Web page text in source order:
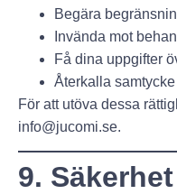
Begära
Invända mot
Få dina uppgifter
Återkalla samtycke
För att utöva dessa
info@jucomi.se.
9. Säkerhet